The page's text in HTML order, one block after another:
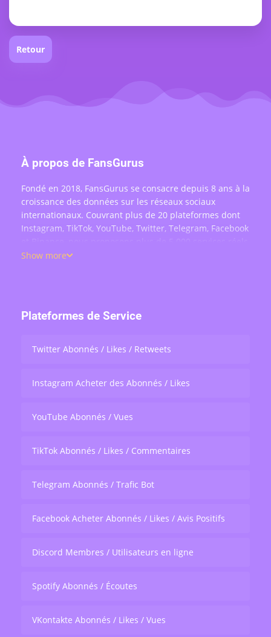
Retour
À propos de FansGurus
Fondé en 2018, FansGurus se consacre depuis 8 ans à la
croissance des données sur les réseaux sociaux
internationaux. Couvrant plus de 20 plateformes dont
Instagram, TikTok, YouTube, Twitter, Telegram, Facebook
: achat d'abonnés, likes, commentaires, vues, partages
Show more
Plateformes de Service
Twitter Abonnés / Likes / Retweets
Instagram Acheter des Abonnés / Likes
YouTube Abonnés / Vues
TikTok Abonnés / Likes / Commentaires
Telegram Abonnés / Trafic Bot
Facebook Acheter Abonnés / Likes / Avis Positifs
Discord Membres / Utilisateurs en ligne
Spotify Abonnés / Écoutes
VKontakte Abonnés / Likes / Vues